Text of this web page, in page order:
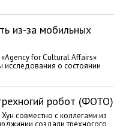
из-за мобильных
for Cultural Affairs»
исследования о состоянии
робот (ФОТО)
совместно с коллегами из
создали трехногого